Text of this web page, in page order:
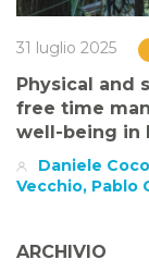
31 luglio 2025
Physical and
free time
well-being in
Daniele
Vecchio, Pablo
ARCHIVIO